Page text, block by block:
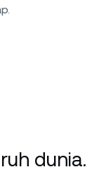
dunia.